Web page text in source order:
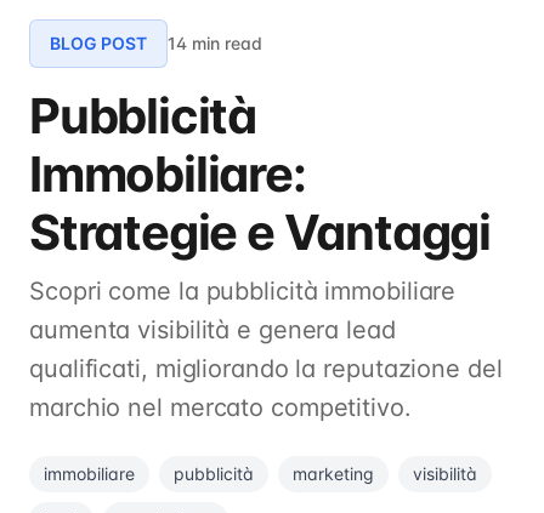
BLOG POST 14 min read
Pubblicità
Immobiliare:
Strategie e Vantaggi
Scopri come la pubblicità immobiliare
aumenta visibilità e genera lead
qualificati, migliorando la reputazione del
marchio nel mercato competitivo.
immobiliare pubblicità marketing visibilità